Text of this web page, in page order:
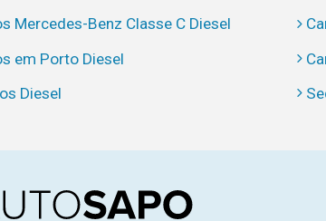
Mercedes-Benz Classe C Diesel
em Porto Diesel
Diesel